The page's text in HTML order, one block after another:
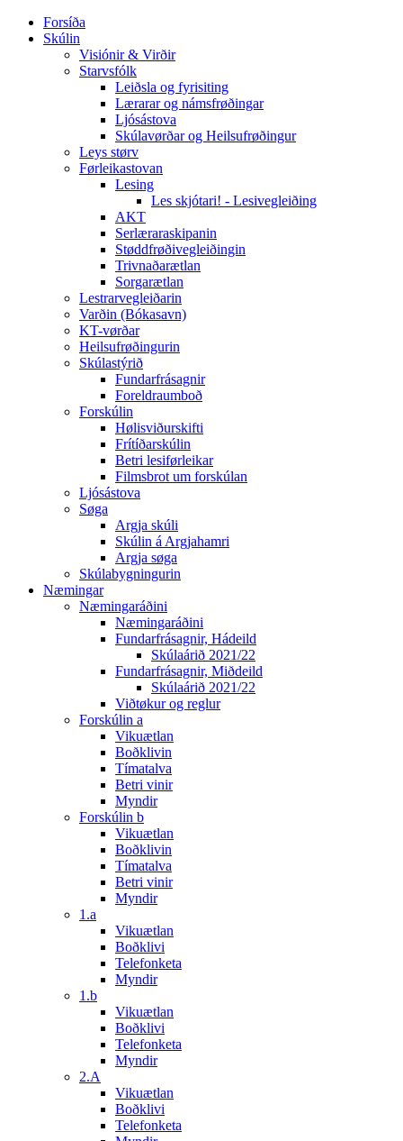
Forsíða
Skúlin
Visiónir & Virðir
Starvsfólk
Leiðsla og fyrisiting
Lærarar og námsfrøðingar
Ljósástova
Skúlavørðar og Heilsufrøðingur
Leys størv
Førleikastovan
Lesing
Les skjótari! - Lesivegleiðing
AKT
Serlæraraskipanin
Støddfrøðivegleiðingin
Trivnaðarætlan
Sorgarætlan
Lestrarvegleiðarin
Varðin (Bókasavn)
KT-vørðar
Heilsufrøðingurin
Skúlastýrið
Fundarfrásagnir
Foreldraumboð
Forskúlin
Hølisviðurskifti
Frítíðarskúlin
Betri lesiførleikar
Filmsbrot um forskúlan
Ljósástova
Søga
Argja skúli
Skúlin á Argjahamri
Argja søga
Skúlabygningurin
Næmingar
Næmingaráðini
Næmingaráðini
Fundarfrásagnir, Hádeild
Skúlaárið 2021/22
Fundarfrásagnir, Miðdeild
Skúlaárið 2021/22
Viðtøkur og reglur
Forskúlin a
Vikuætlan
Boðklivin
Tímatalva
Betri vinir
Myndir
Forskúlin b
Vikuætlan
Boðklivin
Tímatalva
Betri vinir
Myndir
1.a
Vikuætlan
Boðklivi
Telefonketa
Myndir
1.b
Vikuætlan
Boðklivi
Telefonketa
Myndir
2.A
Vikuætlan
Boðklivi
Telefonketa